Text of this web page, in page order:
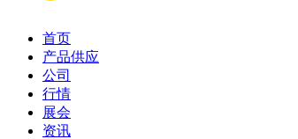
首页
产品供应
公司
行情
展会
资讯